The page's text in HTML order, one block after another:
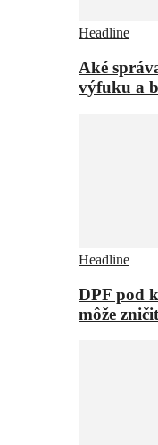
Headline
Aké
výfuku a
Headline
DPF pod
môže